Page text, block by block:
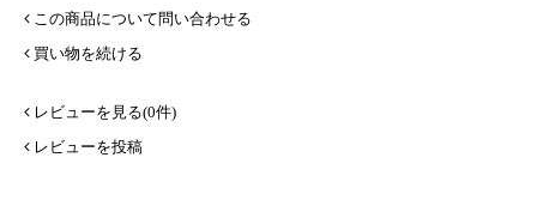
この商品について問い合わせる
買い物を続ける
レビューを見る(0件)
レビューを投稿